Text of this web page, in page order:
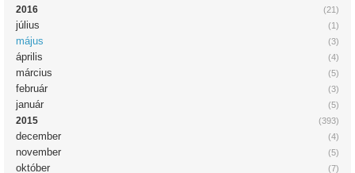
(21)
2016
(1)
július
(3)
május
(4)
április
(5)
március
(3)
február
(5)
január
(393)
2015
(4)
december
(5)
november
(7)
október